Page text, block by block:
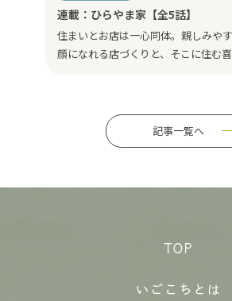
連載：ひらやま家【全5話】
住まいとお店は一心同体。親しみや
顔になれる店づくりと、そこに住む喜
記事一覧へ
TOP
いごこちとは